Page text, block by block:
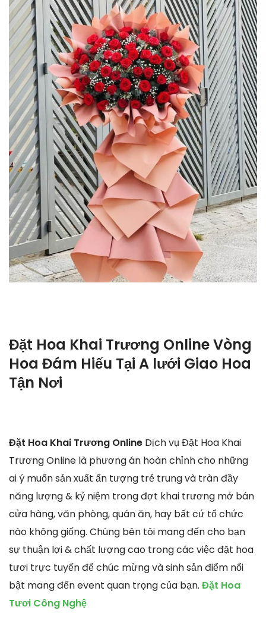
Đặt Hoa Khai Trương Online Vòng
Hoa Đám Hiếu Tại A lưới Giao Hoa
Tận Nơi
Đặt Hoa Khai Trương Online Dịch vụ Đặt Hoa Khai
Trương Online là phương án hoàn chỉnh cho những
ai ý muốn sản xuất ấn tượng trẻ trung và tràn đầy
năng lượng & kỷ niệm trong đợt khai trương mở bán
cửa hàng, văn phòng, quán ăn, hay bất cứ tổ chức
nào không giống. Chúng bên tôi mang đến cho bạn
sự thuận lợi & chất lượng cao trong các việc đặt hoa
tươi trực tuyến để chúc mừng và sinh sản điểm nổi
bật mang đến event quan trọng của bạn. Đặt Hoa
Tươi Công Nghệ